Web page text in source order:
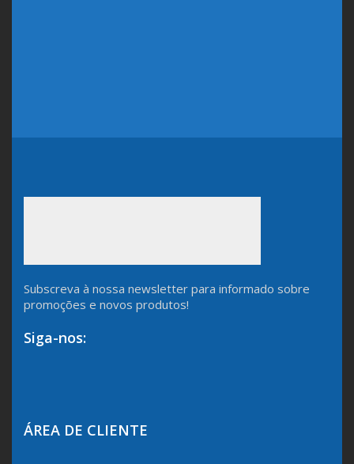
Subscreva à nossa newsletter para informado sobre
promoções e novos produtos!
Siga-nos:
ÁREA DE CLIENTE